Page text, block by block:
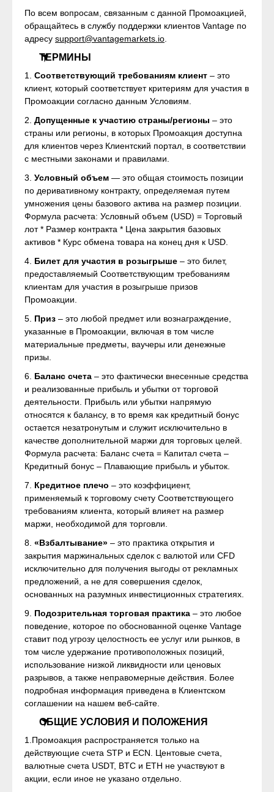
По всем вопросам, связанным с данной Промоакцией,
обращайтесь в службу поддержки клиентов Vantage по
адресу support@vantagemarkets.io
ТЕРМИНЫ
1. Соответствующий требованиям клиент – это
клиент, который соответствует критериям для участия в
Промоакции согласно данным Условиям.
2. Допущенные к участию страны/регионы – это
страны или регионы, в которых Промоакция доступна
для клиентов через Клиентский портал, в соответствии
с местными законами и правилами.
3. Условный объем — это общая стоимость позиции
по деривативному контракту, определяемая путем
умножения цены базового актива на размер позиции.
Формула расчета: Условный объем (USD) = Торговый
лот * Размер контракта * Цена закрытия базовых
активов * Курс обмена товара на конец дня к USD.
4. Билет для участия в розыгрыше – это билет,
предоставляемый Соответствующим требованиям
клиентам для участия в розыгрыше призов
Промоакции.
5. Приз – это любой предмет или вознаграждение,
указанные в Промоакции, включая в том числе
материальные предметы, ваучеры или денежные
призы.
6. Баланс счета – это фактически внесенные средства
и реализованные прибыль и убытки от торговой
деятельности. Прибыль или убытки напрямую
относятся к балансу, в то время как кредитный бонус
остается незатронутым и служит исключительно в
качестве дополнительной маржи для торговых целей.
Формула расчета: Баланс счета = Капитал счета –
Кредитный бонус – Плавающие прибыль и убыток.
7. Кредитное плечо – это коэффициент,
применяемый к торговому счету Соответствующего
требованиям клиента, который влияет на размер
маржи, необходимой для торговли.
8. «Взбалтывание» – это практика открытия и
закрытия маржинальных сделок с валютой или CFD
исключительно для получения выгоды от рекламных
предложений, а не для совершения сделок,
основанных на разумных инвестиционных стратегиях.
9. Подозрительная торговая практика – это любое
поведение, которое по обоснованной оценке Vantage
ставит под угрозу целостность ее услуг или рынков, в
том числе удержание противоположных позиций,
использование низкой ликвидности или ценовых
разрывов, а также неправомерные действия. Более
подробная информация приведена в Клиентском
соглашении на нашем веб-сайте.
ОБЩИЕ УСЛОВИЯ И ПОЛОЖЕНИЯ
1.Промоакция распространяется только на
действующие счета STP и ECN. Центовые счета,
валютные счета USDT, BTC и ETH не участвуют в
акции, если иное не указано отдельно.